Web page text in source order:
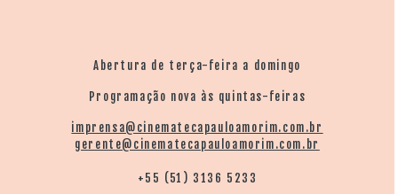
Abertura de terça-feira a domingo
Programação nova às quintas-feiras
imprensa@cinematecapauloamorim.com.br
gerente@cinematecapauloamorim.com.br
+55 (51) 3136 5233